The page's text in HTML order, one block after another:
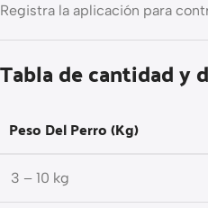
Registra la aplicación para
Tabla de cantidad y
Peso Del Perro (kg)
3 – 10 kg